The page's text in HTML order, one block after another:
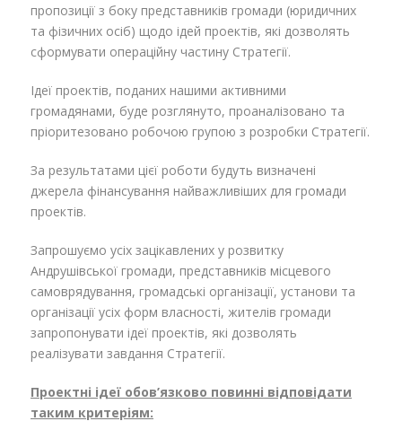
пропозиції з боку представників громади (юридичних
та фізичних осіб) щодо ідей проектів, які дозволять
сформувати операційну частину Стратегії.
Ідеї проектів, поданих нашими активними
громадянами, буде розглянуто, проаналізовано та
пріоритезовано робочою групою з розробки Стратегії.
За результатами цієї роботи будуть визначені
джерела фінансування найважливіших для громади
проектів.
Запрошуємо усіх зацікавлених у розвитку
Андрушівської громади, представників місцевого
самоврядування, громадські організації, установи та
організації усіх форм власності, жителів громади
запропонувати ідеї проектів, які дозволять
реалізувати завдання Стратегії.
Проектні ідеї обов’язково повинні відповідати
таким критеріям: